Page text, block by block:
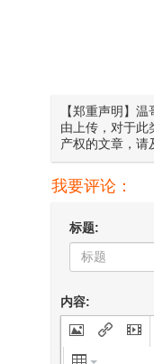
【郑重声明】
由上传，对于此
产权的文章，请
我要评论：
标题:
内容: